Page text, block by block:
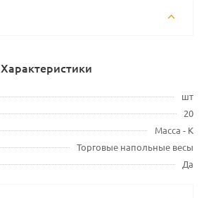
Характеристики
шт
20
Масса - К
Торговые напольные весы
Да